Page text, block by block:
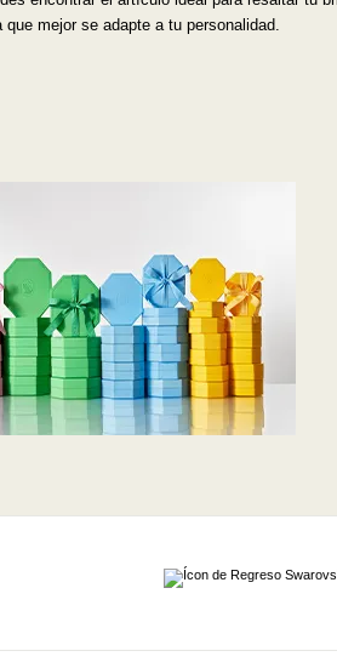
mejor se adapte a tu personalidad.